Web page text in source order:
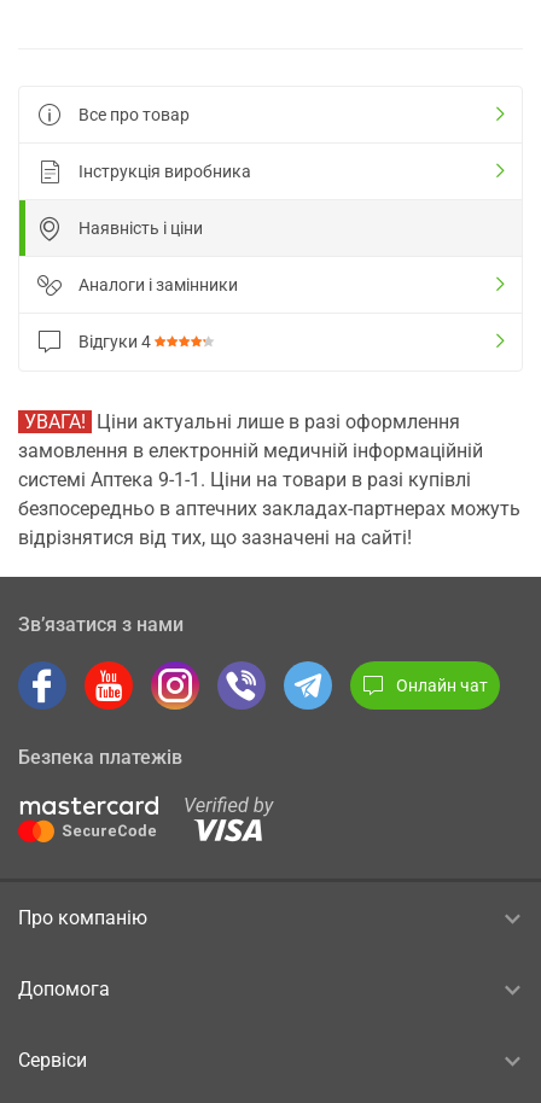
Все про товар
Інструкція виробника
Наявність і ціни
Аналоги і замінники
Відгуки 4
УВАГА! Ціни актуальні лише в разі оформлення
замовлення в електронній медичній інформаційній
системі Аптека 9-1-1. Ціни на товари в разі купівлі
безпосередньо в аптечних закладах-партнерах можуть
відрізнятися від тих, що зазначені на сайті!
Зв’язатися з нами
Онлайн чат
Безпека платежів
Про компанію
Допомога
Сервіси